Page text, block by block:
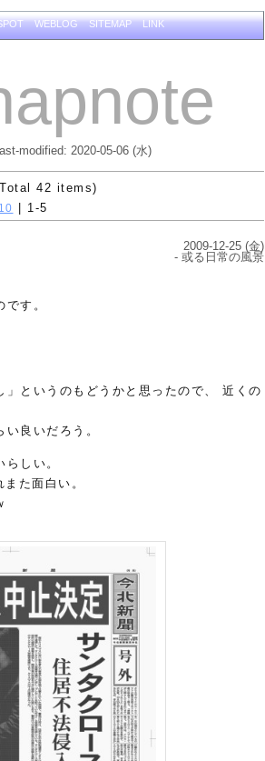
WEBLOG SITEMAP LINK
modified: 2020-05-06 (水)
42 items)
| 1-5
2009-12-25 (金)
- 或る日常の風景
す。
というのもどうかと思ったので、 近くの
良いだろう。
しい。
た面白い。